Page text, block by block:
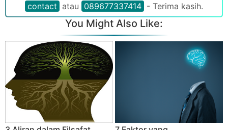
contact atau 089677337414 - Terima kasih.
You Might Also Like: